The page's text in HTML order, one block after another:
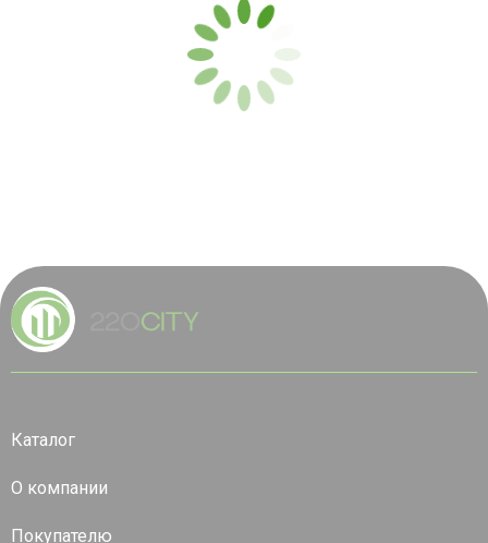
Каталог
О компании
Покупателю